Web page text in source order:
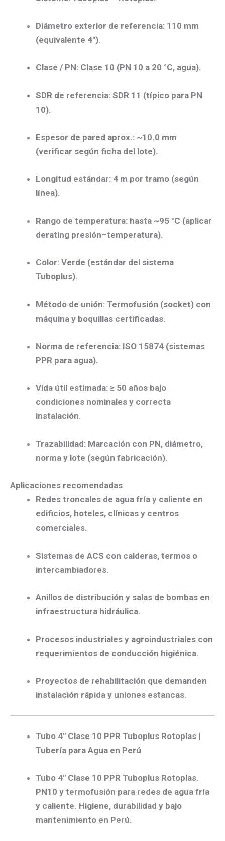
Diámetro exterior de referencia: 110 mm
(equivalente 4″).
Clase / PN: Clase 10 (PN 10 a 20 °C, agua).
SDR de referencia: SDR 11 (típico para PN
10).
Espesor de pared aprox.: ~10.0 mm
(verificar según ficha del lote).
Longitud estándar: 4 m por tramo (según
línea).
Rango de temperatura: hasta ~95 °C (aplicar
derating presión–temperatura).
Color: Verde (estándar del sistema
Tuboplus).
Método de unión: Termofusión (socket) con
máquina y boquillas certificadas.
Norma de referencia: ISO 15874 (sistemas
PPR para agua).
Vida útil estimada: ≥ 50 años bajo
condiciones nominales y correcta
instalación.
Trazabilidad: Marcación con PN, diámetro,
norma y lote (según fabricación).
Aplicaciones recomendadas
Redes troncales de agua fría y caliente en
edificios, hoteles, clínicas y centros
comerciales.
Sistemas de ACS con calderas, termos o
intercambiadores.
Anillos de distribución y salas de bombas en
infraestructura hidráulica.
Procesos industriales y agroindustriales con
requerimientos de conducción higiénica.
Proyectos de rehabilitación que demanden
instalación rápida y uniones estancas.
Tubo 4″ Clase 10 PPR Tuboplus Rotoplas |
Tubería para Agua en Perú
Tubo 4″ Clase 10 PPR Tuboplus Rotoplas.
PN10 y termofusión para redes de agua fría
y caliente. Higiene, durabilidad y bajo
mantenimiento en Perú.